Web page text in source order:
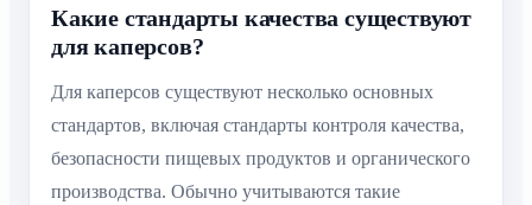
Какие стандарты качества существуют
для каперсов?
Для каперсов существуют несколько основных
стандартов, включая стандарты контроля качества,
безопасности пищевых продуктов и органического
производства. Обычно учитываются такие